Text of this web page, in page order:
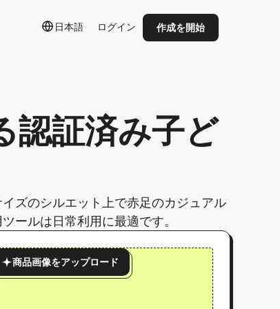
日本語 ログイン 作成を開始
認証済み子ど
ズのシルエット上で赤足のカジュアル
ールは日常利用に最適です。
商品画像をアップロード